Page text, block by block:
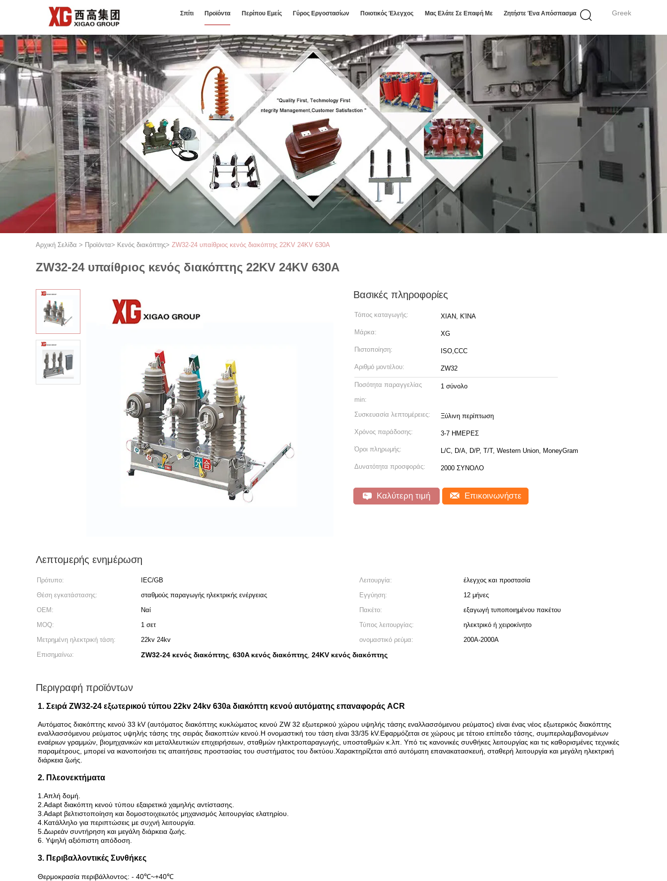
Greek
Σπίτι Προϊόντα Περίπου Εμείς Γύρος Εργοστασίων Ποιοτικός Έλεγχος Μας Ελάτε Σε Επαφή Με Ζητήστε Ένα Απόσπασμα
Αρχική Σελίδα > Προϊόντα> Κενός διακόπτης> ZW32-24 υπαίθριος κενός διακόπτης 22KV 24KV 630A
ZW32-24 υπαίθριος κενός διακόπτης 22KV 24KV 630A
Βασικές πληροφορίες
Τόπος καταγωγής: XIAN, ΚΊΝΑ
Μάρκα: XG
Πιστοποίηση: ISO,CCC
Αριθμό μοντέλου: ZW32
Ποσότητα παραγγελίας
min:
1 σύνολο
Συσκευασία λεπτομέρειες: Ξύλινη περίπτωση
Χρόνος παράδοσης: 3-7 ΗΜΕΡΕΣ
Όροι πληρωμής: L/C, D/A, D/P, T/T, Western Union, MoneyGram
Δυνατότητα προσφοράς: 2000 ΣΥΝΟΛΟ
Καλύτερη τιμή Επικοινωνήστε
Λεπτομερής ενημέρωση
Πρότυπο: IEC/GB Λειτουργία:
έλεγχος και προστασία
Θέση εγκατάστασης:
σταθμούς παραγωγής ηλεκτρικής ενέργειας Εγγύηση:
12 μήνες
OEM:
Ναί Πακέτο:
εξαγωγή τυποποιημένου πακέτου
MOQ:
1 σετ Τύπος λειτουργίας:
ηλεκτρικό ή χειροκίνητο
Μετρημένη ηλεκτρική τάση:
22kv 24kv ονομαστικό ρεύμα:
200Α-2000Α
Επισημαίνω:
ZW32-24 κενός διακόπτης, 630A κενός διακόπτης, 24KV κενός διακόπτης
Περιγραφή προϊόντων
1. Σειρά ZW32-24 εξωτερικού τύπου 22kv 24kv 630a διακόπτη κενού αυτόματης επαναφοράς ACR
Αυτόματος διακόπτης κενού 33 kV (αυτόματος διακόπτης κυκλώματος κενού ZW 32 εξωτερικού χώρου υψηλής τάσης εναλλασσόμενου ρεύματος) είναι ένας νέος εξωτερικός διακόπτης
εναλλασσόμενου ρεύματος υψηλής τάσης της σειράς διακοπτών κενού.Η ονομαστική του τάση είναι 33/35 kV.Εφαρμόζεται σε χώρους με τέτοιο επίπεδο τάσης, συμπεριλαμβανομένων
εναέριων γραμμών, βιομηχανικών και μεταλλευτικών επιχειρήσεων, σταθμών ηλεκτροπαραγωγής, υποσταθμών κ.λπ. Υπό τις κανονικές συνθήκες λειτουργίας και τις καθορισμένες τεχνικές
παραμέτρους, μπορεί να ικανοποιήσει τις απαιτήσεις προστασίας του συστήματος του δικτύου.Χαρακτηρίζεται από αυτόματη επανακατασκευή, σταθερή λειτουργία και μεγάλη ηλεκτρική
διάρκεια ζωής.
2. Πλεονεκτήματα
1.Απλή δομή.
2.Adapt διακόπτη κενού τύπου εξαιρετικά χαμηλής αντίστασης.
3.Adapt βελτιστοποίηση και δομοστοιχειωτός μηχανισμός λειτουργίας ελατηρίου.
4.Κατάλληλο για περιπτώσεις με συχνή λειτουργία.
5.Δωρεάν συντήρηση και μεγάλη διάρκεια ζωής.
6. Υψηλή αξιόπιστη απόδοση.
3. Περιβαλλοντικές Συνθήκες
Θερμοκρασία περιβάλλοντος: - 40℃~+40℃